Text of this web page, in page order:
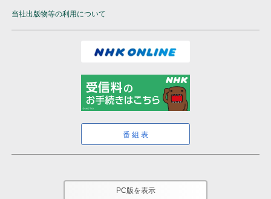
当社出版物等の利用について
番組表
PC版を表示